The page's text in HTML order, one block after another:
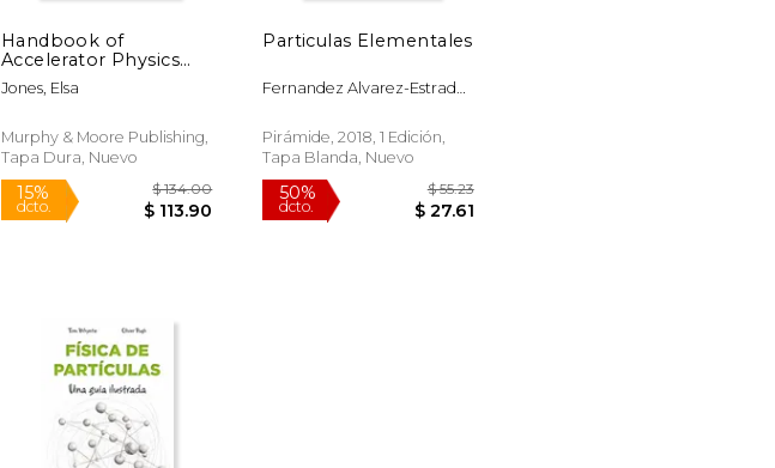
Handbook of
Accelerator Physics
(en Inglés)
Jones, Elsa
Murphy & Moore Publishing,
Tapa Dura, Nuevo
Particulas Elementales
Fernandez Alvarez-Estrada
Pirámide, 2018, 1 Edición,
Tapa Blanda, Nuevo